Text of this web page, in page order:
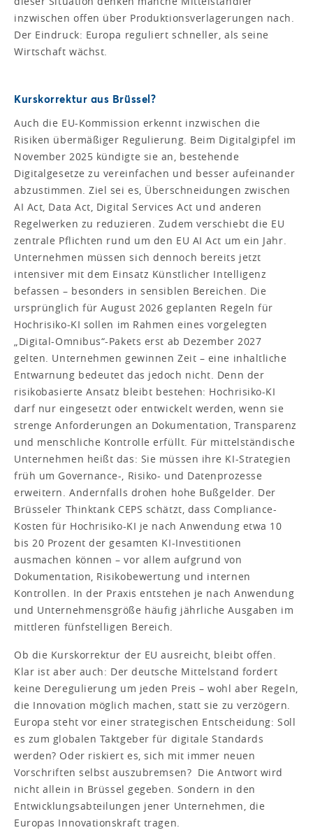
inzwischen offen über Produktionsverlagerungen nach.
Der Eindruck: Europa reguliert schneller, als seine
Wirtschaft wächst.
Kurskorrektur aus Brüssel?
Auch die EU-Kommission erkennt inzwischen die
Risiken übermäßiger Regulierung. Beim Digitalgipfel im
November 2025 kündigte sie an, bestehende
Digitalgesetze zu vereinfachen und besser aufeinander
abzustimmen. Ziel sei es, Überschneidungen zwischen
AI Act, Data Act, Digital Services Act und anderen
Regelwerken zu reduzieren. Zudem verschiebt die EU
zentrale Pflichten rund um den EU AI Act um ein Jahr.
Unternehmen müssen sich dennoch bereits jetzt
intensiver mit dem Einsatz Künstlicher Intelligenz
befassen – besonders in sensiblen Bereichen. Die
ursprünglich für August 2026 geplanten Regeln für
Hochrisiko-KI sollen im Rahmen eines vorgelegten
„Digital-Omnibus“-Pakets erst ab Dezember 2027
gelten. Unternehmen gewinnen Zeit – eine inhaltliche
Entwarnung bedeutet das jedoch nicht. Denn der
risikobasierte Ansatz bleibt bestehen: Hochrisiko-KI
darf nur eingesetzt oder entwickelt werden, wenn sie
strenge Anforderungen an Dokumentation, Transparenz
und menschliche Kontrolle erfüllt. Für mittelständische
Unternehmen heißt das: Sie müssen ihre KI-Strategien
früh um Governance-, Risiko- und Datenprozesse
erweitern. Andernfalls drohen hohe Bußgelder. Der
Brüsseler Thinktank CEPS schätzt, dass Compliance-
Kosten für Hochrisiko-KI je nach Anwendung etwa 10
bis 20 Prozent der gesamten KI-Investitionen
ausmachen können – vor allem aufgrund von
Dokumentation, Risikobewertung und internen
Kontrollen. In der Praxis entstehen je nach Anwendung
und Unternehmensgröße häufig jährliche Ausgaben im
mittleren fünfstelligen Bereich.
Ob die Kurskorrektur der EU ausreicht, bleibt offen.
Klar ist aber auch: Der deutsche Mittelstand fordert
keine Deregulierung um jeden Preis – wohl aber Regeln,
die Innovation möglich machen, statt sie zu verzögern.
Europa steht vor einer strategischen Entscheidung: Soll
es zum globalen Taktgeber für digitale Standards
werden? Oder riskiert es, sich mit immer neuen
Vorschriften selbst auszubremsen? Die Antwort wird
nicht allein in Brüssel gegeben. Sondern in den
Entwicklungsabteilungen jener Unternehmen, die
Europas Innovationskraft tragen.